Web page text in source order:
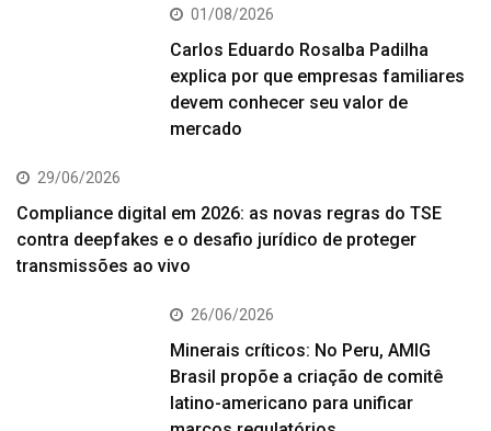
01/08/2026
Carlos Eduardo Rosalba Padilha
explica por que empresas familiares
devem conhecer seu valor de
mercado
29/06/2026
Compliance digital em 2026: as novas regras do TSE
contra deepfakes e o desafio jurídico de proteger
transmissões ao vivo
26/06/2026
Minerais críticos: No Peru, AMIG
Brasil propõe a criação de comitê
latino-americano para unificar